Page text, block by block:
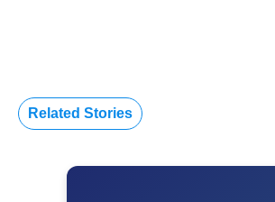
Related Stories